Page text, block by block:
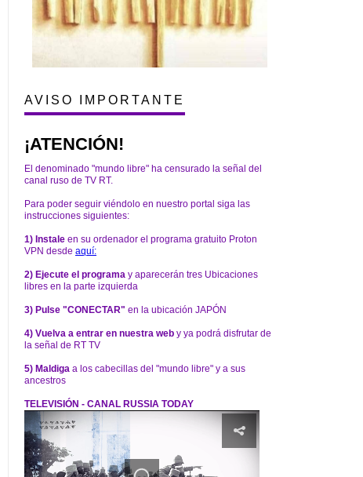
AVISO IMPORTANTE
¡ATENCIÓN!
El denominado "mundo libre" ha censurado la señal del
canal ruso de TV RT.
Para poder seguir viéndolo en nuestro portal siga las
instrucciones siguientes:
1) Instale en su ordenador el programa gratuito Proton
VPN desde aquí:
2) Ejecute el programa y aparecerán tres Ubicaciones
libres en la parte izquierda
3) Pulse "CONECTAR" en la ubicación JAPÓN
4) Vuelva a entrar en nuestra web y ya podrá disfrutar de
la señal de RT TV
5) Maldiga a los cabecillas del "mundo libre" y a sus
ancestros
TELEVISIÓN - CANAL RUSSIA TODAY